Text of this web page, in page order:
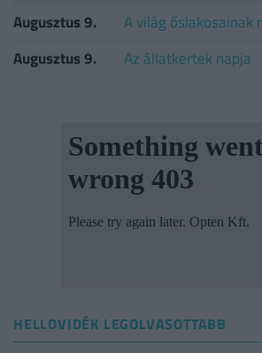
Augusztus 9.
A világ őslakosainak
Augusztus 9.
Az állatkertek napja
HELLOVIDÉK LEGOLVASOTTABB